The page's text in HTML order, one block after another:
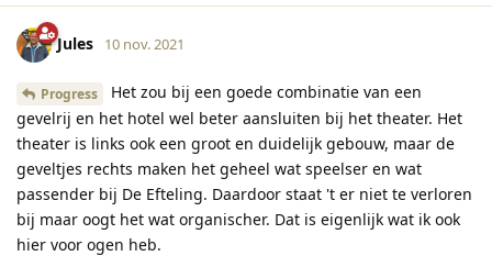
Jules 10 nov. 2021
Progress
Het zou bij een goede combinatie van een
gevelrij en het hotel wel beter aansluiten bij het theater. Het
theater is links ook een groot en duidelijk gebouw, maar de
geveltjes rechts maken het geheel wat speelser en wat
passender bij De Efteling. Daardoor staat 't er niet te verloren
bij maar oogt het wat organischer. Dat is eigenlijk wat ik ook
hier voor ogen heb.